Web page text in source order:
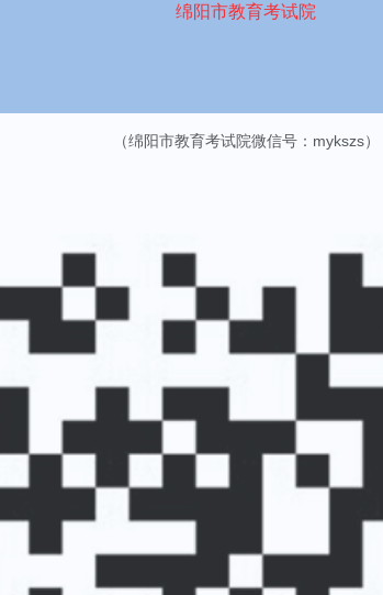
绵阳市教育考试院
（绵阳市教育考试院微信号：mykszs）